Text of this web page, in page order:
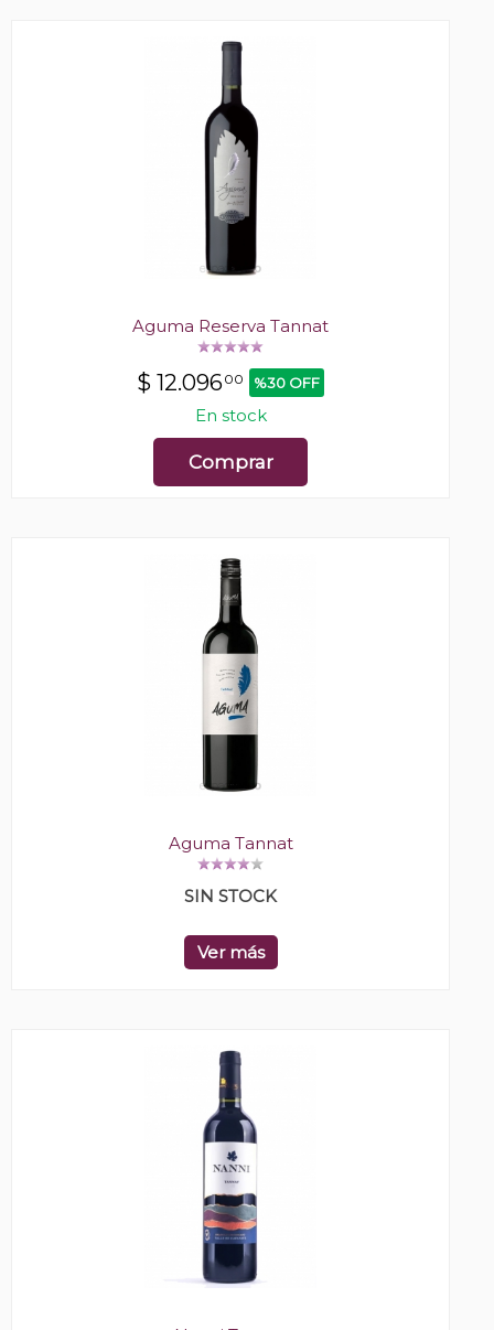
Aguma Reserva Tannat
$ 12.09600 %30 OFF
En stock
Comprar
Aguma Tannat
SIN STOCK
Ver más